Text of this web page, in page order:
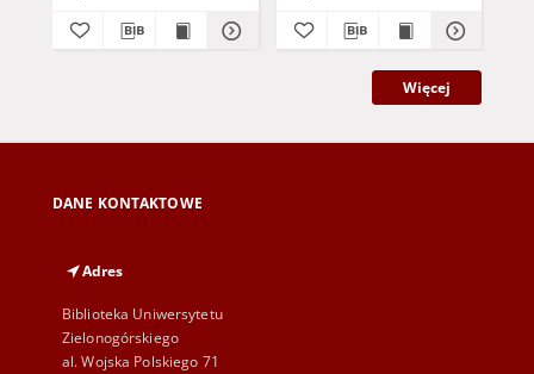
Więcej
DANE KONTAKTOWE
Adres
Biblioteka Uniwersytetu
Zielonogórskiego
al. Wojska Polskiego 71